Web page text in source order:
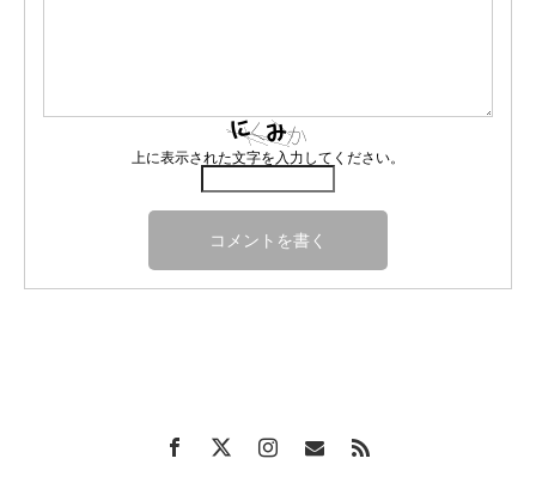
上に表示された文字を入力してください。